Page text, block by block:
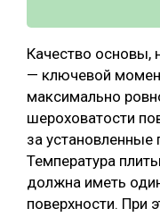
Качество основы,
— ключевой
максимально
шероховатости
за
Температура
должна иметь
поверхности. При